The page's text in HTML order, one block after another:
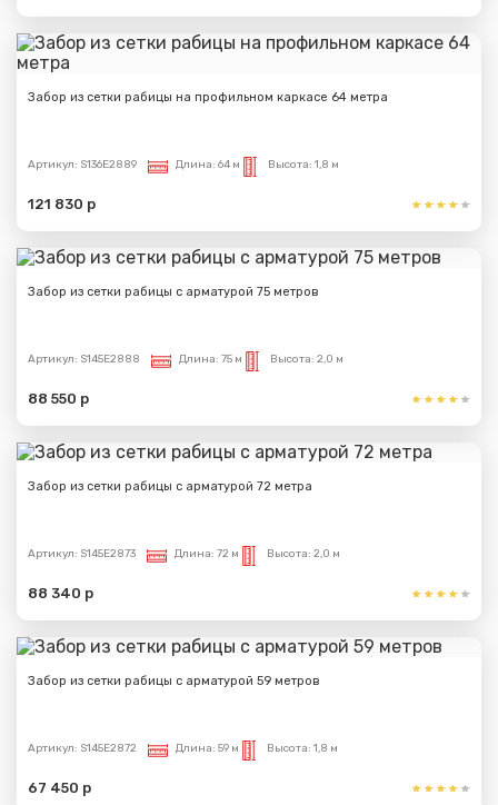
Забор из сетки рабицы на профильном каркасе 64 метра
Артикул: S136E2889 Длина: 64 м Высота: 1,8 м
121 830 р
Забор из сетки рабицы с арматурой 75 метров
Артикул: S145E2888 Длина: 75 м Высота: 2,0 м
88 550 р
Забор из сетки рабицы с арматурой 72 метра
Артикул: S145E2873 Длина: 72 м Высота: 2,0 м
88 340 р
Забор из сетки рабицы с арматурой 59 метров
Артикул: S145E2872 Длина: 59 м Высота: 1,8 м
67 450 р